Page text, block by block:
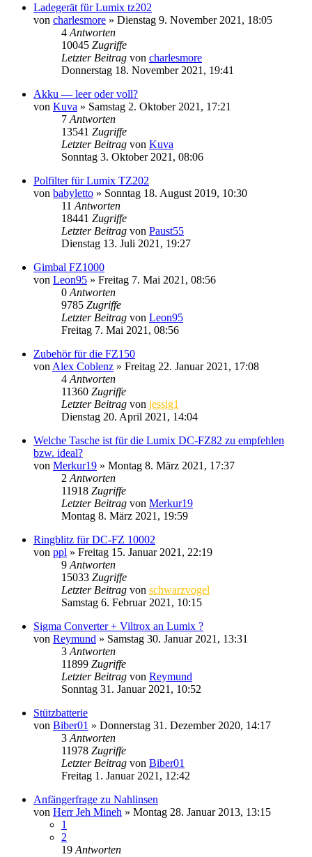
Ladegerät für Lumix tz202
von charlesmore » Dienstag 9. November 2021, 18:05
4 Antworten
10045 Zugriffe
Letzter Beitrag von charlesmore
Donnerstag 18. November 2021, 19:41
Akku — leer oder voll?
von Kuva » Samstag 2. Oktober 2021, 17:21
7 Antworten
13541 Zugriffe
Letzter Beitrag von Kuva
Sonntag 3. Oktober 2021, 08:06
Polfilter für Lumix TZ202
von babyletto » Sonntag 18. August 2019, 10:30
11 Antworten
18441 Zugriffe
Letzter Beitrag von Paust55
Dienstag 13. Juli 2021, 19:27
Gimbal FZ1000
von Leon95 » Freitag 7. Mai 2021, 08:56
0 Antworten
9785 Zugriffe
Letzter Beitrag von Leon95
Freitag 7. Mai 2021, 08:56
Zubehör für die FZ150
von Alex Coblenz » Freitag 22. Januar 2021, 17:08
4 Antworten
11360 Zugriffe
Letzter Beitrag von jessig1
Dienstag 20. April 2021, 14:04
Welche Tasche ist für die Lumix DC-FZ82 zu empfehlen
bzw. ideal?
von Merkur19 » Montag 8. März 2021, 17:37
2 Antworten
11918 Zugriffe
Letzter Beitrag von Merkur19
Montag 8. März 2021, 19:59
Ringblitz für DC-FZ 10002
von ppl » Freitag 15. Januar 2021, 22:19
9 Antworten
15033 Zugriffe
Letzter Beitrag von schwarzvogel
Samstag 6. Februar 2021, 10:15
Sigma Converter + Viltrox an Lumix ?
von Reymund » Samstag 30. Januar 2021, 13:31
3 Antworten
11899 Zugriffe
Letzter Beitrag von Reymund
Sonntag 31. Januar 2021, 10:52
Stützbatterie
von Biber01 » Donnerstag 31. Dezember 2020, 14:17
3 Antworten
11978 Zugriffe
Letzter Beitrag von Biber01
Freitag 1. Januar 2021, 12:42
Anfängerfrage zu Nahlinsen
von Herr Jeh Mineh » Montag 28. Januar 2013, 13:15
1
2
19 Antworten